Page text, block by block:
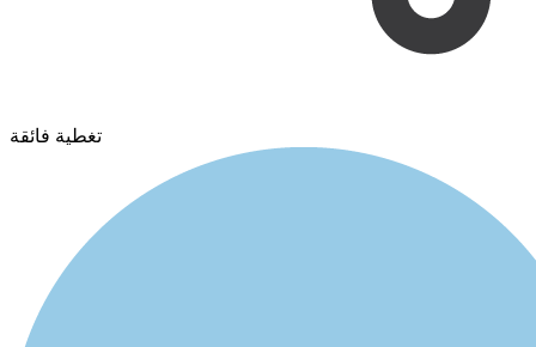
تغطية فائقة